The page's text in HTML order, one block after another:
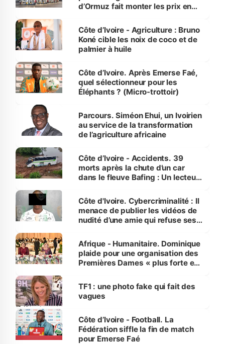
d’Ormuz fait monter les prix en
Côte d’Ivoire - Agriculture : Bruno
Koné cible les noix de coco et de
palmier à huile
Côte d’Ivoire. Après Emerse Faé,
quel sélectionneur pour les
Éléphants ? (Micro-trottoir)
Parcours. Siméon Ehui, un Ivoirien
au service de la transformation
de l’agriculture africaine
Côte d’Ivoire - Accidents. 39
morts après la chute d’un car
dans le fleuve Bafing : Un lecteur
des Transports
Côte d'Ivoire. Cybercriminalité : Il
menace de publier les vidéos de
nudité d’une amie qui refuse ses
Afrique - Humanitaire. Dominique
plaide pour une organisation des
Premières Dames « plus forte et
sur la scène internationale »
TF1 : une photo fake qui fait des
vagues
Côte d’Ivoire - Football. La
Fédération siffle la fin de match
pour Emerse Faé